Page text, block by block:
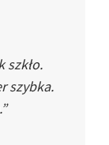
szkło.
szybka.